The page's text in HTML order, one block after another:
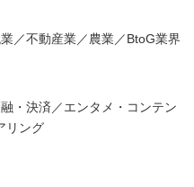
／不動産業／農業／BtoG業界
・決済／エンタメ・コンテン
リング